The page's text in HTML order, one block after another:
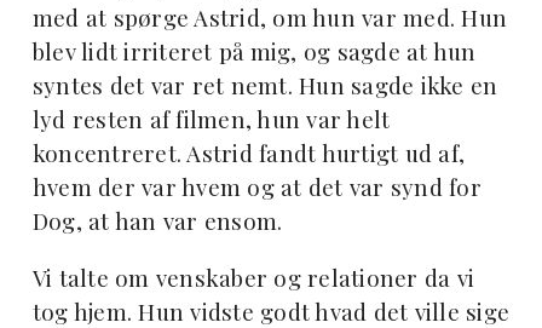
med at spørge Astrid, om hun var med. Hun
blev lidt irriteret på mig, og sagde at hun
syntes det var ret nemt. Hun sagde ikke en
lyd resten af filmen, hun var helt
koncentreret. Astrid fandt hurtigt ud af,
hvem der var hvem og at det var synd for
Dog, at han var ensom.
Vi talte om venskaber og relationer da vi
tog hjem. Hun vidste godt hvad det ville sige